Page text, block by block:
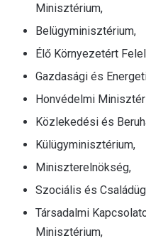
Minisztérium,
Belügyminisztérium,
Élő Környezetért
Gazdasági és
Honvédelmi
Közlekedési és
Külügyminisztérium,
Miniszterelnökség,
Szociális és
Társadalmi
Minisztérium,